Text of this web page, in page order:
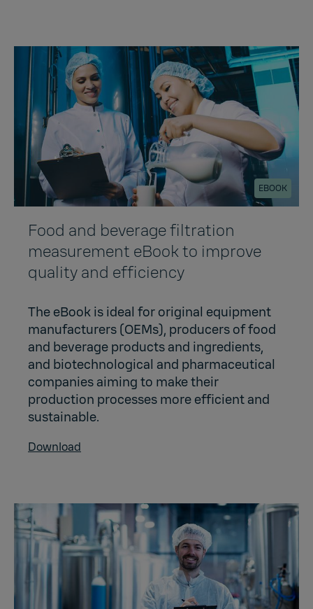
EBOOK
Food and beverage filtration
measurement eBook to improve
quality and efficiency
The eBook is ideal for original equipment
manufacturers (OEMs), producers of food
and beverage products and ingredients,
and biotechnological and pharmaceutical
companies aiming to make their
production processes more efficient and
sustainable.
Download